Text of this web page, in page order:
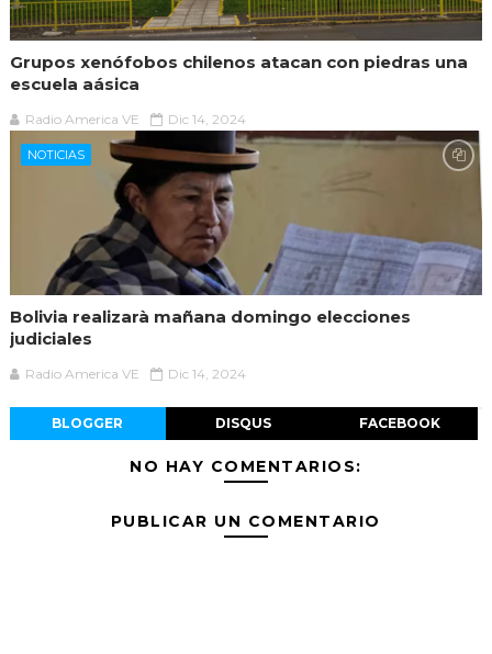
Grupos xenófobos chilenos atacan con piedras una
escuela aásica
Radio America VE Dic 14, 2024
NOTICIAS
Bolivia realizarà mañana domingo elecciones
judiciales
Radio America VE Dic 14, 2024
BLOGGER DISQUS FACEBOOK
NO HAY COMENTARIOS:
PUBLICAR UN COMENTARIO